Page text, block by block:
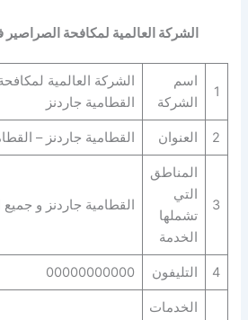
الشركة العالمية لمكافحة الصراصير
1
اسم
الشركة
الشركة العالمية
القطامية جاردنز
2 العنوان القطامية جاردنز –
3
المناطق
التي
تشملها
الخدمة
القطامية جاردنز و جميع
4 التليفون 00000000000
الخدمات